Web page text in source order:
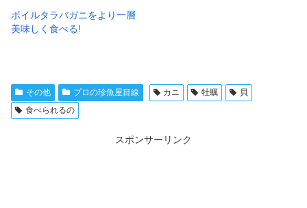
ボイルタラバガニをより一層
美味しく食べる!
その他 プロの珍魚屋目線 カニ 牡蠣
貝
食べられるの
スポンサーリンク